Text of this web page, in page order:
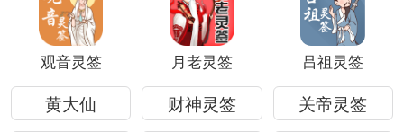
观音灵签 月老灵签 吕祖灵签
黄大仙 财神灵签
关帝灵签